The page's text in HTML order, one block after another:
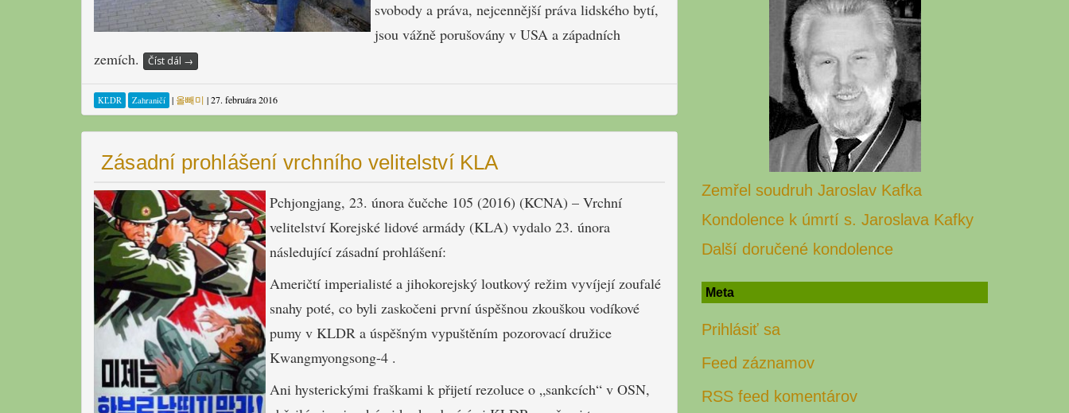
svobody a práva, nejcennější práva lidského bytí,
jsou vážně porušovány v USA a západních
zemích.
Číst dál →
KĽDR Zahraničí | 올빼미 |27. februára 2016
Zásadní prohlášení vrchního velitelství KLA
Pchjongjang, 23. února čučche 105 (2016) (KCNA) – Vrchní
velitelství Korejské lidové armády (KLA) vydalo 23. února
následující zásadní prohlášení:
Američtí imperialisté a jihokorejský loutkový režim vyvíjejí zoufalé
snahy poté, co byli zaskočeni první úspěšnou zkouškou vodíkové
pumy v KLDR a úspěšným vypuštěním pozorovací družice
Kwangmyongsong-4 .
Ani hysterickými fraškami k přijetí rezoluce o „sankcích“ v OSN,
Zemřel soudruh Jaroslav Kafka
Kondolence k úmrtí s. Jaroslava Kafky
Další doručené kondolence
Meta
Prihlásiť sa
Feed záznamov
RSS feed komentárov